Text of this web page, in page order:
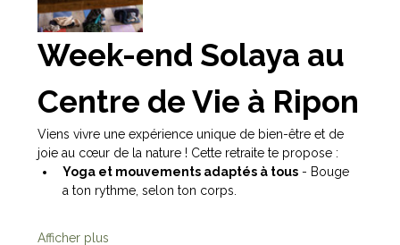
Week-end Solaya au
Centre de Vie à Ripon
Viens vivre une expérience unique de bien-être et de
joie au cœur de la nature ! Cette retraite te propose :
Yoga et mouvements adaptés à tous - Bouge
a ton rythme, selon ton corps.
Afficher plus